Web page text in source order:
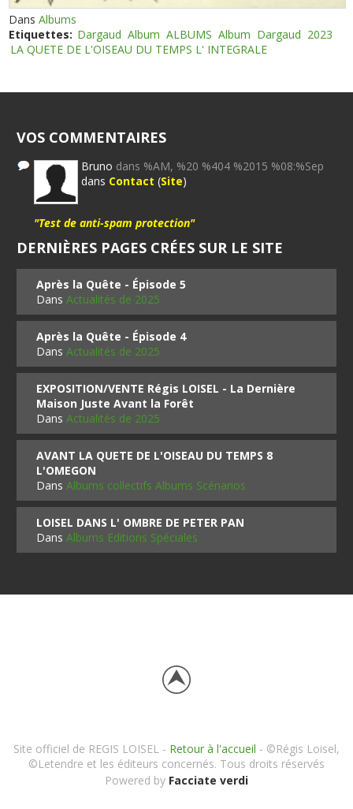
DansAlbums
Etiquettes: Dargaud Album ALBUMS Album Dargaud 2023
LA QUETE DE L'OISEAU DU TEMPS L' INTEGRALE
VOS COMMENTAIRES
Bruno dans %AM, %20 %404 %2015 %08:%Sep
dans Contact (Site)
"Test de anti-spam protection"
DERNIÈRES PAGES CRÉES SUR LE SITE
Après la Quête - Épisode 5
DansActualités de 2025
Après la Quête - Épisode 4
DansActualités de 2025
EXPOSITION/VENTE Régis LOISEL - La Dernière
Maison Juste Avant la Forêt
DansActualités de 2025
AVANT LA QUETE DE L'OISEAU DU TEMPS 8
L'OMEGON
DansAlbums collectifs Albums Scénarios
LOISEL DANS L' OMBRE DE PETER PAN
DansAlbums Editions Spéciales
Site officiel de REGIS LOISEL - Retour à l'accueil - ©Régis Loisel,
©Letendre et les éditeurs concernés. Tous droits réservés
Powered by Facciate verdi